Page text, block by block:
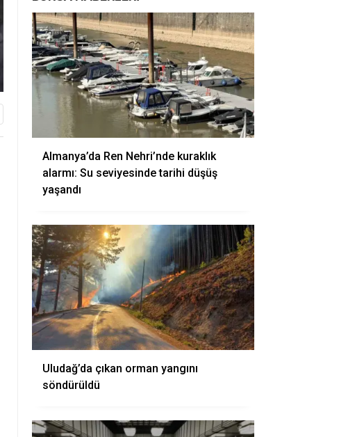
Almanya’da Ren Nehri’nde kuraklık
alarmı: Su seviyesinde tarihi düşüş
yaşandı
Uludağ’da çıkan orman yangını
söndürüldü